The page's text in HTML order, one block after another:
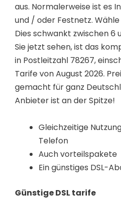
aus. Normalerweise ist es
und / oder Festnetz.
Dies schwankt zwischen 6
Sie jetzt sehen, ist das
in Postleitzahl 78267,
Tarife von August 2026.
gemacht für ganz
Anbieter ist an der Spitze!
Gleichzeitige
Telefon
Auch vorteilspakete
Ein günstiges DSL-
Günstige DSL tarife